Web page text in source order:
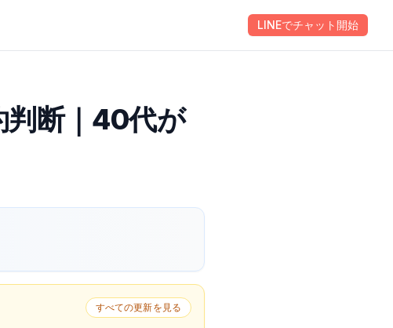
会社情報お問い合わせ
LINEでチャット開始
判断｜40代が
すべての更新を見る